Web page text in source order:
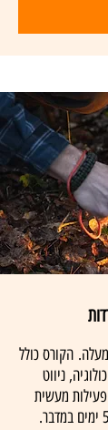
מדריכי הישרדות לגילאי 21 ומעלה. הקורס כולל
ניווט
מעשית